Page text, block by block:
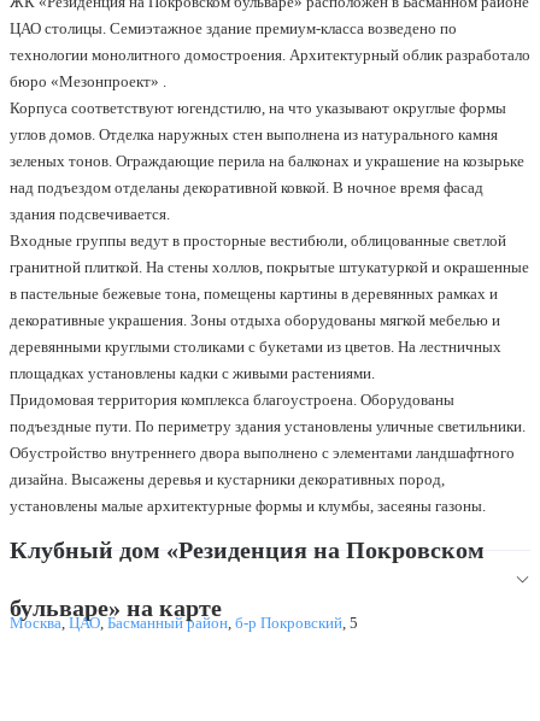
ЦАО столицы. Семиэтажное здание премиум-класса возведено по
технологии монолитного домостроения. Архитектурный облик разработало
бюро «Мезонпроект» .
Корпуса соответствуют югендстилю, на что указывают округлые формы
углов домов. Отделка наружных стен выполнена из натурального камня
зеленых тонов. Ограждающие перила на балконах и украшение на козырьке
над подъездом отделаны декоративной ковкой. В ночное время фасад
здания подсвечивается.
Входные группы ведут в просторные вестибюли, облицованные светлой
гранитной плиткой. На стены холлов, покрытые штукатуркой и окрашенные
в пастельные бежевые тона, помещены картины в деревянных рамках и
декоративные украшения. Зоны отдыха оборудованы мягкой мебелью и
деревянными круглыми столиками с букетами из цветов. На лестничных
площадках установлены кадки с живыми растениями.
Придомовая территория комплекса благоустроена. Оборудованы
подъездные пути. По периметру здания установлены уличные светильники.
Обустройство внутреннего двора выполнено с элементами ландшафтного
дизайна. Высажены деревья и кустарники декоративных пород,
установлены малые архитектурные формы и клумбы, засеяны газоны.
Клубный дом «Резиденция на Покровском
бульваре» на карте
Москва,ЦАО,Басманный район б-р Покровский 5